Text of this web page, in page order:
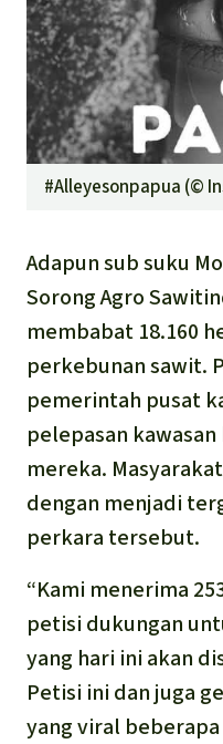
#Alleyesonpapua (©
Adapun sub suku
Sorong Agro
membabat 18.160
perkebunan sawit.
pemerintah pusat
pelepasan
mereka.
dengan menjadi
perkara tersebut.
“Kami menerima
petisi dukungan
yang hari ini akan
Petisi ini dan juga
yang viral